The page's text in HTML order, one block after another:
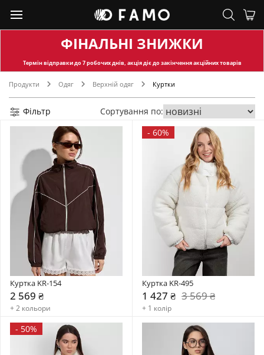
ФІНАЛЬНІ ЗНИЖКИ
Термін відправкидо 7 робочих днів, акція діє до закінчення акційних товарів
Продукти Одяг Верхній одяг Куртки
Фільтр Сортування по:
Куртка KR-154
2 569 ₴
+ 2 кольори
- 60%
Куртка KR-495
1 427 ₴ 3 569 ₴
+ 1 колір
- 50%